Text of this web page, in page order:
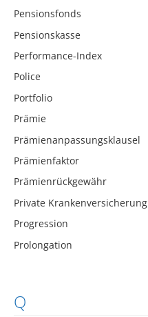
Pensionsfonds
Pensionskasse
Performance-Index
Police
Portfolio
Prämie
Prämienanpassungsklausel
Prämienfaktor
Prämienrückgewähr
Private Krankenversicherung
Progression
Prolongation
Q